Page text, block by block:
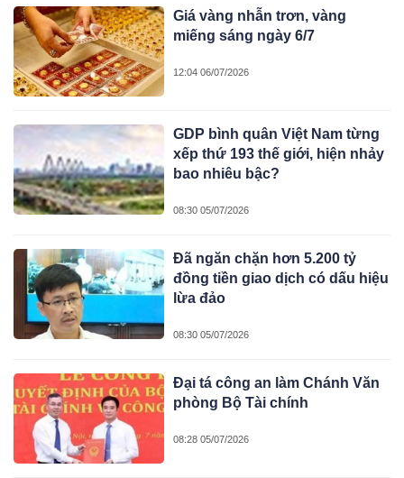
Giá vàng nhẫn trơn, vàng
miếng sáng ngày 6/7
12:04 06/07/2026
GDP bình quân Việt Nam từng
xếp thứ 193 thế giới, hiện nhảy
bao nhiêu bậc?
08:30 05/07/2026
Đã ngăn chặn hơn 5.200 tỷ
đồng tiền giao dịch có dấu hiệu
lừa đảo
08:30 05/07/2026
Đại tá công an làm Chánh Văn
phòng Bộ Tài chính
08:28 05/07/2026